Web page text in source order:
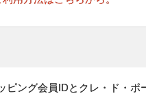
ピング会員IDとクレ・ド・